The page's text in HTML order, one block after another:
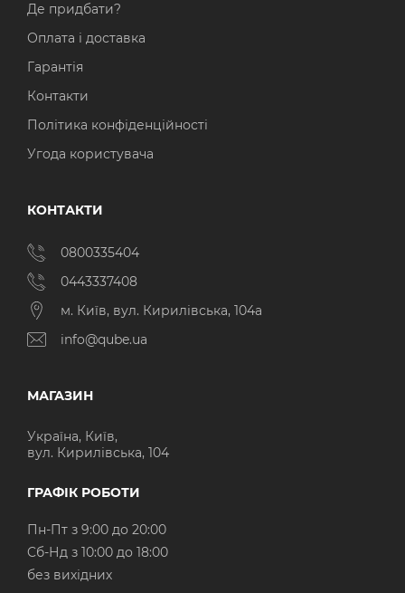
Де придбати?
Оплата і доставка
Гарантія
Контакти
Політика конфіденційності
Угода користувача
КОНТАКТИ
0800335404
0443337408
м. Київ, вул. Кирилівська, 104а
info@qube.ua
МАГАЗИН
Україна, Київ,
вул. Кирилівська, 104
ГРАФІК РОБОТИ
Пн-Пт з 9:00 до 20:00
Cб-Нд з 10:00 до 18:00
без вихідних